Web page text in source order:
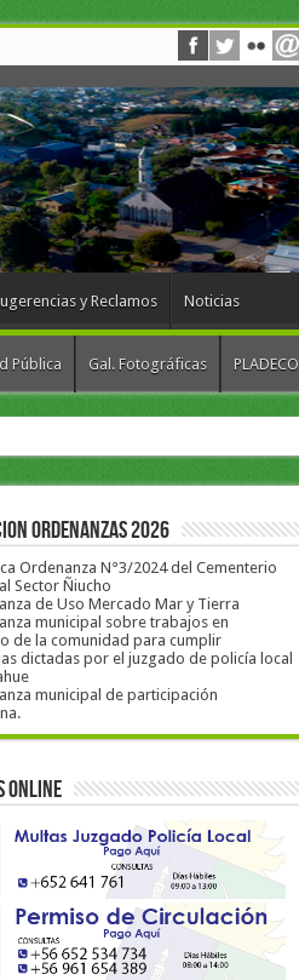
y Reclamos Noticias
Pública Gal. Fotográficas PLADECO
ORDENANZAS 2026
Ordenanza N°3/2024 del Cementerio
Sector Ñiucho
de Uso Mercado Mar y Tierra
municipal sobre trabajos en
de la comunidad para cumplir
dictadas por el juzgado de policía local
municipal de participación
Online